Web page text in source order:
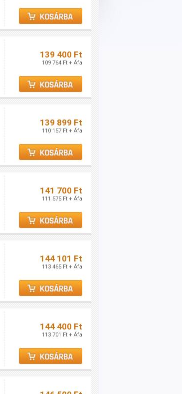
139 400 Ft
109 764 Ft + Áfa
139 899 Ft
110 157 Ft + Áfa
141 700 Ft
111 575 Ft + Áfa
144 101 Ft
113 465 Ft + Áfa
144 400 Ft
113 701 Ft + Áfa